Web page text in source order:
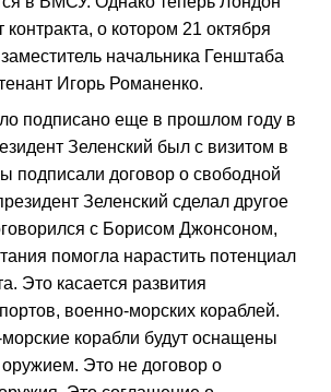
контракта, о котором 21 октября
начальника Генштаба
Игорь Романенко.
подписано еще в прошлом году в
Зеленский был с визитом в
подписали договор о свободной
Зеленский сделал другое
с Борисом Джонсоном,
помогла нарастить потенциал
Это касается развития
военно-морских кораблей.
корабли будут оснащены
Это не договор о